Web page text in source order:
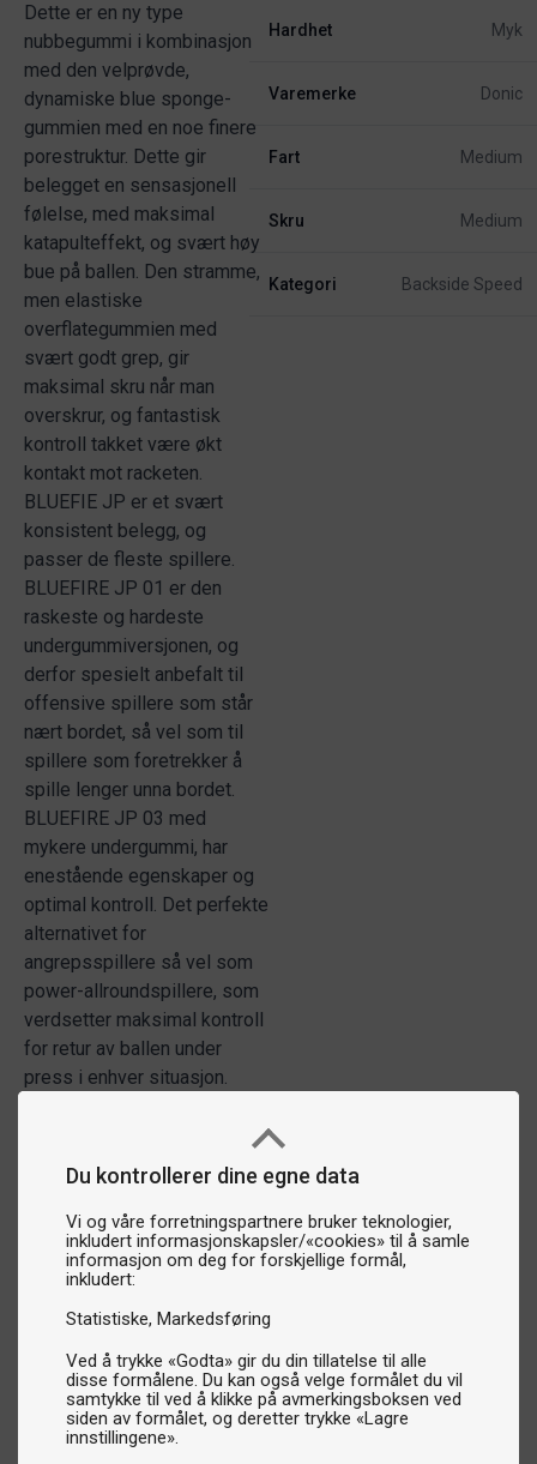
Du kontrollerer dine egne data
Vi og våre forretningspartnere bruker teknologier,
inkludert informasjonskapsler/«cookies» til å samle
informasjon om deg for forskjellige formål,
inkludert:
Statistiske Markedsføring
Ved å trykke «Godta» gir du din tillatelse til alle
disse formålene. Du kan også velge formålet du vil
samtykke til ved å klikke på avmerkingsboksen ved
siden av formålet, og deretter trykke «Lagre
innstillingene».
Dette er en ny type
nubbegummi i kombinasjon
med den velprøvde,
dynamiske blue sponge-
gummien med en noe finere
porestruktur. Dette gir
belegget en sensasjonell
følelse, med maksimal
katapulteffekt, og svært høy
bue på ballen. Den stramme,
men elastiske
overflategummien med
svært godt grep, gir
maksimal skru når man
overskrur, og fantastisk
kontroll takket være økt
kontakt mot racketen.
BLUEFIE JP er et svært
konsistent belegg, og
passer de fleste spillere.
BLUEFIRE JP 01 er den
raskeste og hardeste
undergummiversjonen, og
derfor spesielt anbefalt til
offensive spillere som står
nært bordet, så vel som til
spillere som foretrekker å
spille lenger unna bordet.
BLUEFIRE JP 03 med
mykere undergummi, har
enestående egenskaper og
optimal kontroll. Det perfekte
alternativet for
angrepsspillere så vel som
power-allroundspillere, som
verdsetter maksimal kontroll
for retur av ballen under
press i enhver situasjon.
Hardhet Myk
Varemerke Donic
Fart Medium
Skru Medium
Kategori Backside Speed